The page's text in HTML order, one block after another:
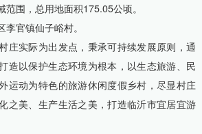
范围，总用地面积175.05公顷。
官镇仙子峪村。
庄实际为出发点，秉承可持续发展原则，通
造以保护生态环境为根本，以生态旅游、民
运动为特色的旅游休闲度假乡村，尽显村庄
之美、生产生活之美，打造临沂市宜居宜游